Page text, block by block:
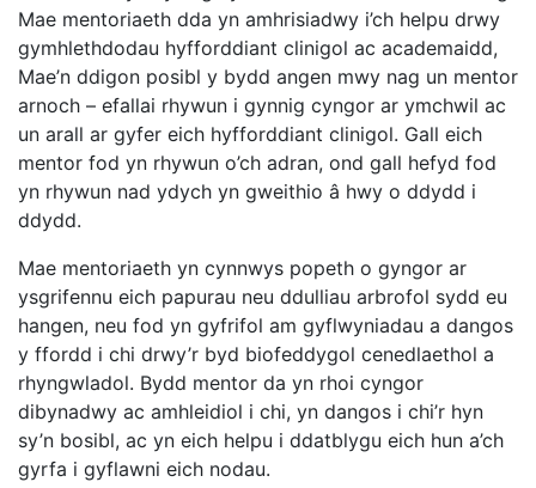
Mae mentoriaeth dda yn amhrisiadwy i’ch helpu drwy
gymhlethdodau hyfforddiant clinigol ac academaidd,
Mae’n ddigon posibl y bydd angen mwy nag un mentor
arnoch – efallai rhywun i gynnig cyngor ar ymchwil ac
un arall ar gyfer eich hyfforddiant clinigol. Gall eich
mentor fod yn rhywun o’ch adran, ond gall hefyd fod
yn rhywun nad ydych yn gweithio â hwy o ddydd i
ddydd.
Mae mentoriaeth yn cynnwys popeth o gyngor ar
ysgrifennu eich papurau neu ddulliau arbrofol sydd eu
hangen, neu fod yn gyfrifol am gyflwyniadau a dangos
y ffordd i chi drwy’r byd biofeddygol cenedlaethol a
rhyngwladol. Bydd mentor da yn rhoi cyngor
dibynadwy ac amhleidiol i chi, yn dangos i chi’r hyn
sy’n bosibl, ac yn eich helpu i ddatblygu eich hun a’ch
gyrfa i gyflawni eich nodau.